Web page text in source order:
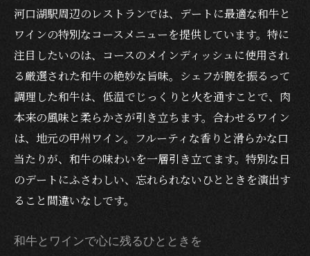
河口湖駅周辺のレストランでは、デートに最適な和牛と
ワインの特別なコースメニューを提供しています。特に
注目したいのは、コースのメインディッシュに使用され
る厳選された和牛の絶妙な旨味。シェフが腕を振るって
調理した和牛は、低温でじっくりと火を通すことで、肉
本来の風味と柔らかさが引き立ちます。合わせるワイン
は、地元の甲州ワイン。フルーティな香りと滑らかな口
当たりが、和牛の味わいを一層引き立てます。特別な日
のデートにふさわしい、忘れられないひとときを演出す
ること間違いなしです。
和牛とワインで心に残るひとときを